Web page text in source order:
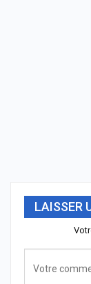
LAISSER